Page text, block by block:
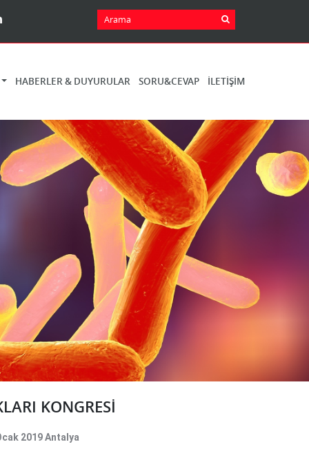
HABERLER & DUYURULAR SORU&CEVAP İLETIŞIM
KONGRESİ
2019 Antalya